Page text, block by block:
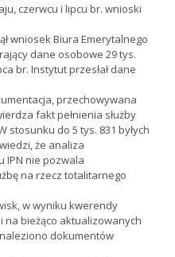
czerwcu i lipcu br. wnioski
wniosek Biura Emerytalnego
dane osobowe 29 tys.
br. Instytut przesłał dane
przechowywana
fakt pełnienia służby
stosunku do 5 tys. 831 byłych
że analiza
IPN nie pozwala
na rzecz totalitarnego
w wyniku kwerendy
bieżąco aktualizowanych
dokumentów